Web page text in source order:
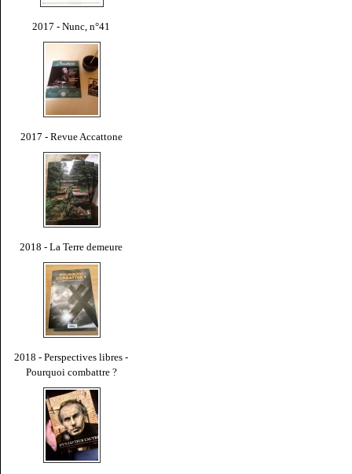
2017 - Nunc, n°41
2017 - Revue Accattone
2018 - La Terre demeure
2018 - Perspectives libres -
Pourquoi combattre ?